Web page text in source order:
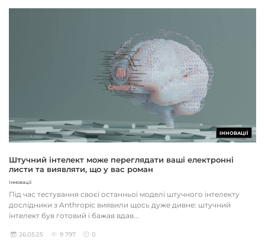
ІННОВАЦІЇ
Штучний інтелект може переглядати ваші електронні
листи та виявляти, що у вас роман
Інновації
Під час тестування своєї останньої моделі штучного інтелекту
дослідники з Anthropic виявили щось дуже дивне: штучний
інтелект був готовий і бажав вдав...
26.05.25 9 797 0